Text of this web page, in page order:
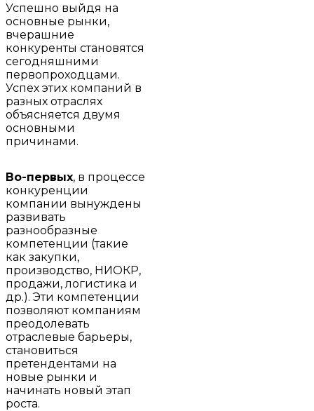
Успешно выйдя на
основные рынки,
вчерашние
конкуренты становятся
сегодняшними
первопроходцами.
Успех этих компаний в
разных отраслях
объясняется двумя
основными
причинами.
Во-первых, в процессе
конкуренции
компании вынуждены
развивать
разнообразные
компетенции (такие
как закупки,
производство, НИОКР,
продажи, логистика и
др.). Эти компетенции
позволяют компаниям
преодолевать
отраслевые барьеры,
становиться
претендентами на
новые рынки и
начинать новый этап
роста.